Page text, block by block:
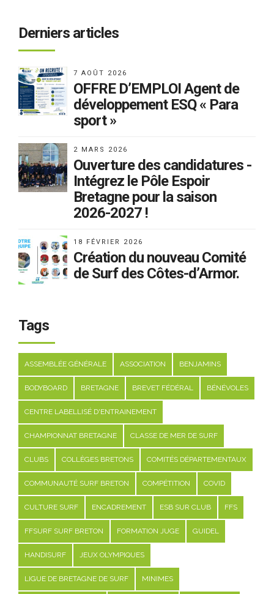
Derniers articles
7 AOÛT 2026
OFFRE D’EMPLOI Agent de
développement ESQ « Para
sport »
2 MARS 2026
Ouverture des candidatures -
Intégrez le Pôle Espoir
Bretagne pour la saison
2026-2027 !
18 FÉVRIER 2026
Création du nouveau Comité
de Surf des Côtes-d’Armor.
Tags
ASSEMBLÉE GÉNÉRALE ASSOCIATION BENJAMINS
BODYBOARD BRETAGNE BREVET FÉDÉRAL BÉNÉVOLES
CENTRE LABELLISÉ D'ENTRAINEMENT
CHAMPIONNAT BRETAGNE CLASSE DE MER DE SURF
CLUBS COLLÈGES BRETONS COMITÉS DÉPARTEMENTAUX
COMMUNAUTÉ SURF BRETON COMPÉTITION COVID
CULTURE SURF ENCADREMENT ESB SUR CLUB FFS
FFSURF SURF BRETON FORMATION JUGE GUIDEL
HANDISURF JEUX OLYMPIQUES
LIGUE DE BRETAGNE DE SURF MINIMES